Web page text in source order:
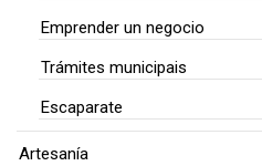
Emprender un negocio
Trámites municipais
Escaparate
Artesanía